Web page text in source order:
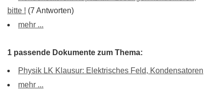
bitte ! (7 Antworten)
mehr ...
1 passende Dokumente zum Thema:
Physik LK Klausur: Elektrisches Feld, Kondensatoren
mehr ...